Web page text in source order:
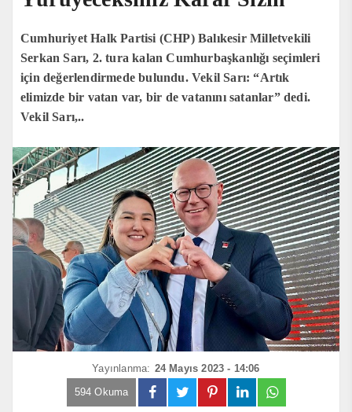
Cumhuriyet Halk Partisi (CHP) Balıkesir Milletvekili
Serkan Sarı, 2. tura kalan Cumhurbaşkanlığı seçimleri
için değerlendirmede bulundu. Vekil Sarı: “Artık
elimizde bir vatan var, bir de vatanını satanlar” dedi.
Vekil Sarı,..
Yayınlanma: 24 Mayıs 2023 - 14:06
594 Okuma